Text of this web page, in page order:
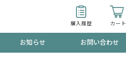
購入履歴 カート
お知らせ お問い合わせ